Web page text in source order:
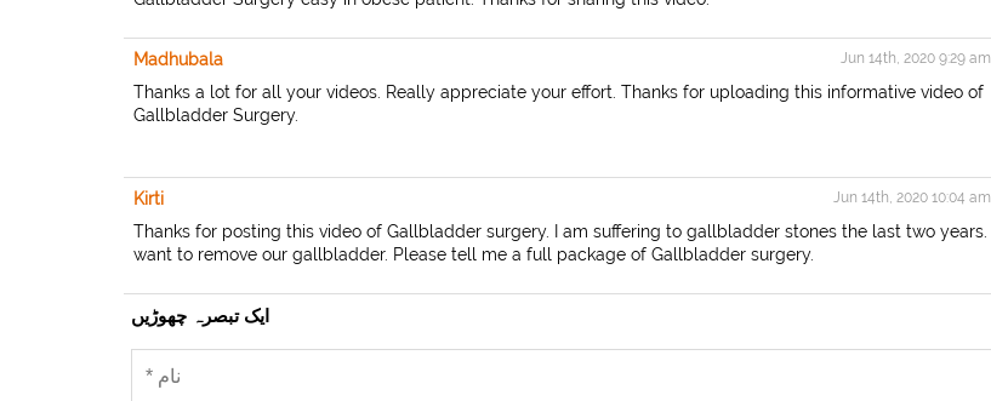
Madhubala Jun 14th, 2020 9:29 am
Thanks a lot for all your videos. Really appreciate your effort. Thanks for uploading this informative video of
Gallbladder Surgery.
Kirti Jun 14th, 2020 10:04 am
Thanks for posting this video of Gallbladder surgery. I am suffering to gallbladder stones the last two years. I
want to remove our gallbladder. Please tell me a full package of Gallbladder surgery.
ایک تبصرہ چھوڑیں